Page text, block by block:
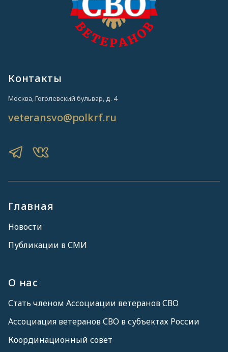
Главная
Новости
Публикации в СМИ
О нас
Стать членом Ассоциации ветеранов СВО
Ассоциация ветеранов СВО в субъектах России
Координационный совет
Контакты
Москва, Гоголевский бульвар, д. 4
veteransvo@polkrf.ru